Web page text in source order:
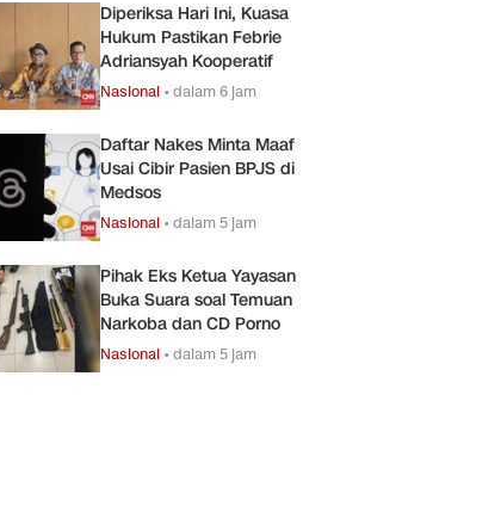
Diperiksa Hari Ini, Kuasa
Hukum Pastikan Febrie
Adriansyah Kooperatif
Nasional •dalam 6 jam
Daftar Nakes Minta Maaf
Usai Cibir Pasien BPJS di
Medsos
Nasional •dalam 5 jam
Pihak Eks Ketua Yayasan
Buka Suara soal Temuan
Narkoba dan CD Porno
Nasional •dalam 5 jam